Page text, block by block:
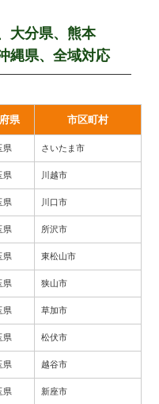
大分県、熊本
縄県、全域対応
県 市区町村
県 さいたま市
県 川越市
県 川口市
県 所沢市
県 東松山市
県 狭山市
県 草加市
県 松伏市
県 越谷市
県 新座市